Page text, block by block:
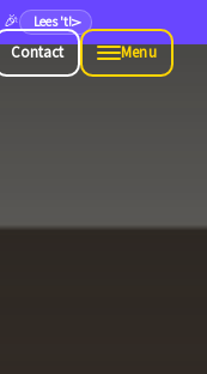
Lees 't!
Contact Menu
Contact Menu